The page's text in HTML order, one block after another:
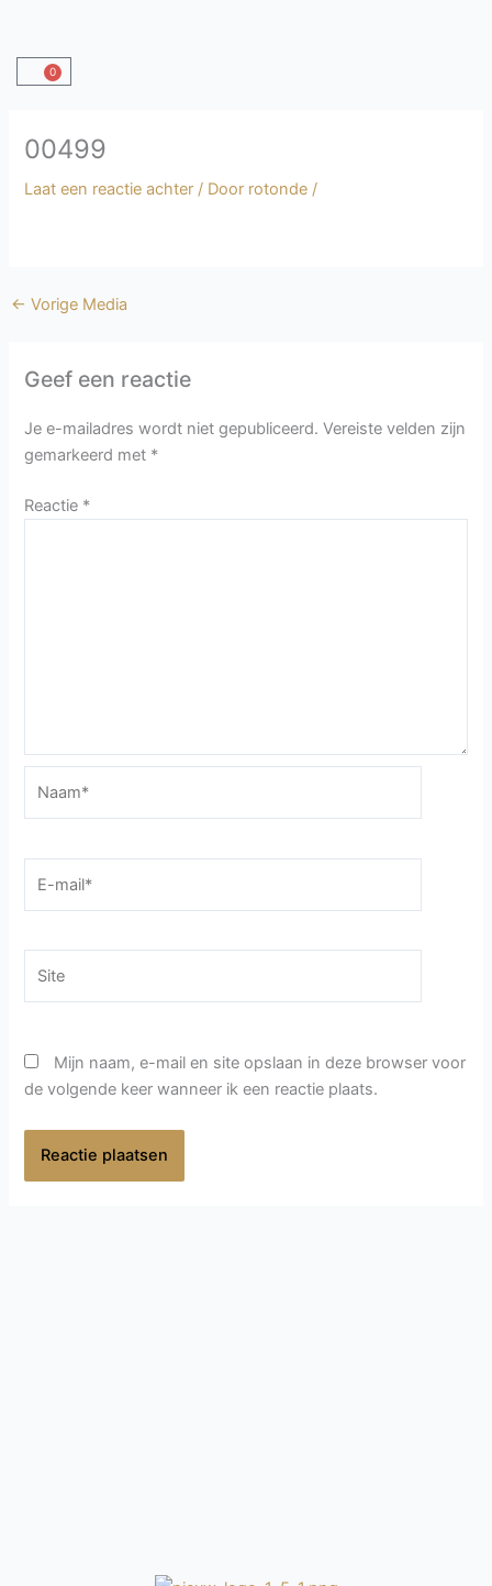
inhoud
0
Winkelwagen
00499
Laat een reactie achter / Door rotonde /
← Vorige Media
Geef een reactie
Je e-mailadres wordt niet gepubliceerd. Vereiste velden zijn
gemarkeerd met *
Reactie *
mail*
Mijn naam, e-mail en site opslaan in deze browser voor
de volgende keer wanneer ik een reactie plaats.